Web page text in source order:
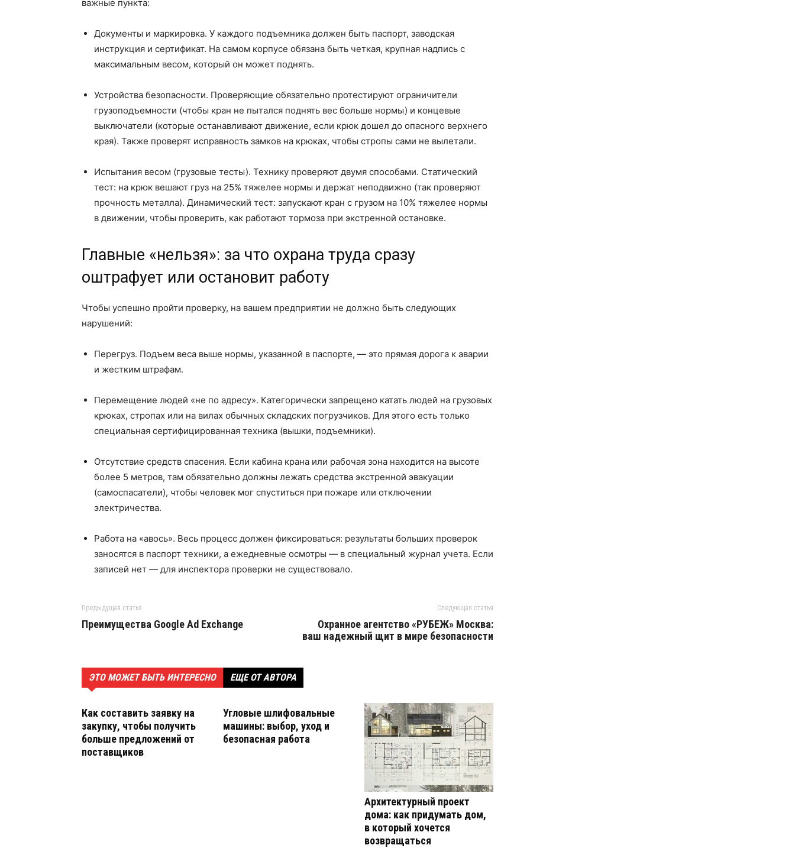
важные пункта:
Документы и маркировка. У каждого подъемника должен быть паспорт, заводская
инструкция и сертификат. На самом корпусе обязана быть четкая, крупная надпись с
максимальным весом, который он может поднять.
Устройства безопасности. Проверяющие обязательно протестируют ограничители
грузоподъемности (чтобы кран не пытался поднять вес больше нормы) и концевые
выключатели (которые останавливают движение, если крюк дошел до опасного верхнего
края). Также проверят исправность замков на крюках, чтобы стропы сами не вылетали.
Испытания весом (грузовые тесты). Технику проверяют двумя способами. Статический
тест: на крюк вешают груз на 25% тяжелее нормы и держат неподвижно (так проверяют
прочность металла). Динамический тест: запускают кран с грузом на 10% тяжелее нормы
в движении, чтобы проверить, как работают тормоза при экстренной остановке.
Главные «нельзя»: за что охрана труда сразу
оштрафует или остановит работу
Чтобы успешно пройти проверку, на вашем предприятии не должно быть следующих
нарушений:
Перегруз. Подъем веса выше нормы, указанной в паспорте, — это прямая дорога к аварии
и жестким штрафам.
Перемещение людей «не по адресу». Категорически запрещено катать людей на грузовых
крюках, стропах или на вилах обычных складских погрузчиков. Для этого есть только
специальная сертифицированная техника (вышки, подъемники).
Отсутствие средств спасения. Если кабина крана или рабочая зона находится на высоте
более 5 метров, там обязательно должны лежать средства экстренной эвакуации
(самоспасатели), чтобы человек мог спуститься при пожаре или отключении
электричества.
Работа на «авось». Весь процесс должен фиксироваться: результаты больших проверок
заносятся в паспорт техники, а ежедневные осмотры — в специальный журнал учета. Если
записей нет — для инспектора проверки не существовало.
Предыдущая статья
Преимущества Google Ad Exchange
Следующая статья
Охранное агентство «РУБЕЖ» Москва:
ваш надежный щит в мире безопасности
ЭТО МОЖЕТ БЫТЬ ИНТЕРЕСНО ЕЩЕ ОТ АВТОРА
Как составить заявку на
закупку, чтобы получить
больше предложений от
поставщиков
Угловые шлифовальные
машины: выбор, уход и
безопасная работа
Архитектурный проект
дома: как придумать дом,
в который хочется
возвращаться